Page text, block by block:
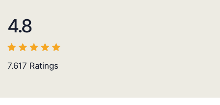
4.8
7.617 Ratings